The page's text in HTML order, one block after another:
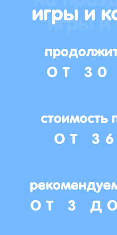
игры и
ОТ
стоимость
ОТ
ОТ 3